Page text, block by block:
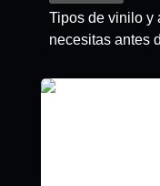
Tipos de vinilo y
necesitas antes